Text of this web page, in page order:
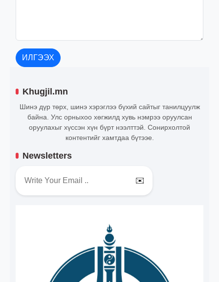
ИЛГЭЭХ
Khugjil.mn
Шинэ дүр төрх, шинэ хэрэглээ бүхий сайтыг танилцуулж
байна. Улс орныхоо хөгжилд хувь нэмрээ оруулсан
оруулахыг хүссэн хүн бүрт нээлттэй. Сонирхолтой
контентийг хамтдаа бүтээе.
Newsletters
✉️